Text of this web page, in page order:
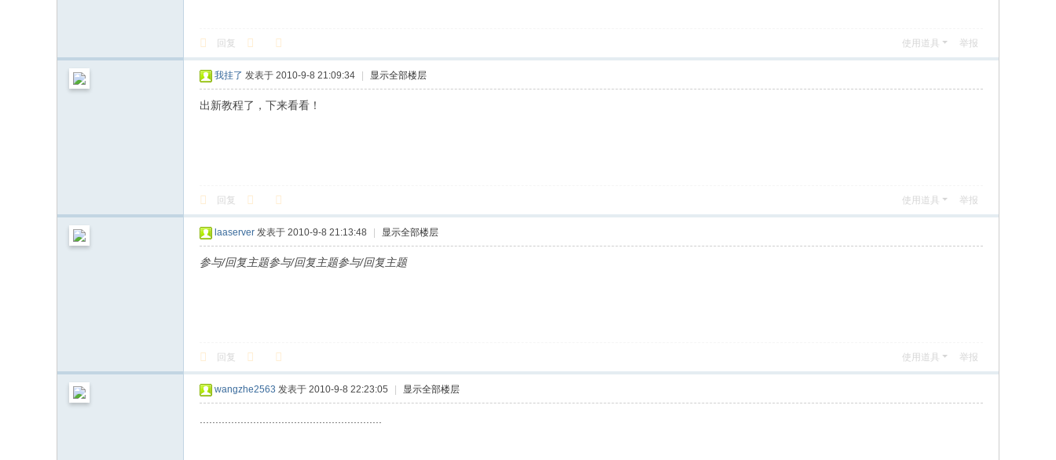
回复 使用道具 举报
我挂了 发表于 2010-9-8 21:09:34 显示全部楼层
出新教程了，下来看看！
回复 使用道具 举报
laaserver 发表于 2010-9-8 21:13:48 显示全部楼层
参与/回复主题参与/回复主题参与/回复主题
回复 使用道具 举报
wangzhe2563 发表于 2010-9-8 22:23:05 显示全部楼层